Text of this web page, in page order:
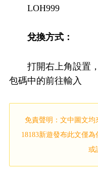
LOH999
兌換方式：
打開右上角設置
包碼中的前往輸入
免責聲明：文中圖文
18183新遊發布此文僅
或